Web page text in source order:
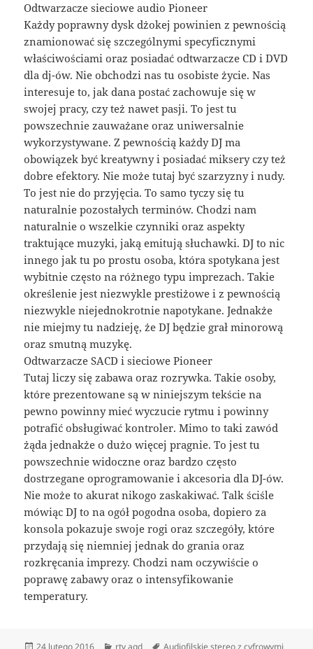
Odtwarzacze sieciowe audio Pioneer
Każdy poprawny dysk dżokej powinien z pewnością
znamionować się szczególnymi specyficznymi
właściwościami oraz posiadać odtwarzacze CD i DVD
dla dj-ów. Nie obchodzi nas tu osobiste życie. Nas
interesuje to, jak dana postać zachowuje się w
swojej pracy, czy też nawet pasji. To jest tu
powszechnie zauważane oraz uniwersalnie
wykorzystywane. Z pewnością każdy DJ ma
obowiązek być kreatywny i posiadać miksery czy też
dobre efektory. Nie może tutaj być szarzyzny i nudy.
To jest nie do przyjęcia. To samo tyczy się tu
naturalnie pozostałych terminów. Chodzi nam
naturalnie o wszelkie czynniki oraz aspekty
traktujące muzyki, jaką emitują słuchawki. DJ to nic
innego jak tu po prostu osoba, która spotykana jest
wybitnie często na różnego typu imprezach. Takie
określenie jest niezwykle prestiżowe i z pewnością
niezwykle niejednokrotnie napotykane. Jednakże
nie miejmy tu nadzieję, że DJ będzie grał minorową
oraz smutną muzykę.
Odtwarzacze SACD i sieciowe Pioneer
Tutaj liczy się zabawa oraz rozrywka. Takie osoby,
które prezentowane są w niniejszym tekście na
pewno powinny mieć wyczucie rytmu i powinny
potrafić obsługiwać kontroler. Mimo to taki zawód
żąda jednakże o dużo więcej pragnie. To jest tu
powszechnie widoczne oraz bardzo często
dostrzegane oprogramowanie i akcesoria dla DJ-ów.
Nie może to akurat nikogo zaskakiwać. Talk ściśle
mówiąc DJ to na ogół pogodna osoba, dopiero za
konsola pokazuje swoje rogi oraz szczegóły, które
przydają się niemniej jednak do grania oraz
rozkręcania imprezy. Chodzi nam oczywiście o
poprawę zabawy oraz o intensyfikowanie
temperatury.
Data
24 lutego 2016 Kategorie
rtv agd Tagi
Audiofilskie stereo z cyfrowymi